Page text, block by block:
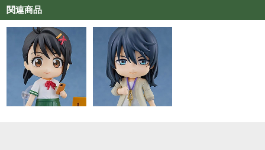
関連商品